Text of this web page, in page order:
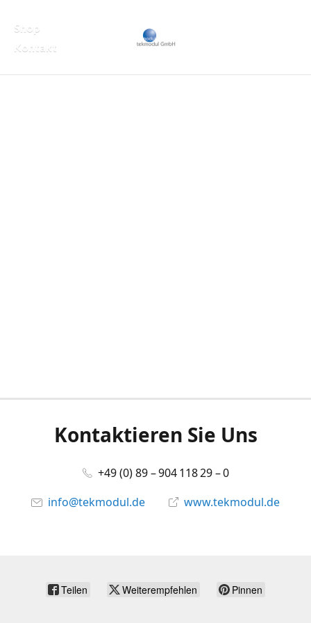
Shop
Kontakt
Kontaktieren Sie Uns
+49 (0) 89 – 904 118 29 – 0
info@tekmodul.de
www.tekmodul.de
Teilen Weiterempfehlen Pinnen